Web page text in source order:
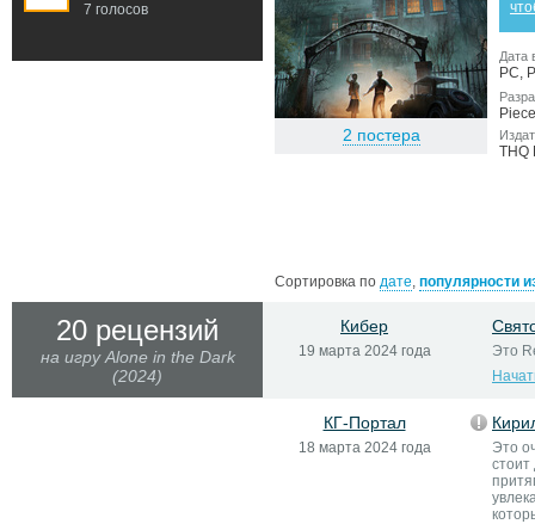
7 голосов
2 постера
Дата
PC,
THQ
Сортировка по дате, популярности
20 рецензий
на игру Alone in the Dark
(2024)
Кибер
19 марта 2024 года
Это
КГ-Портал
18 марта 2024 года
Это
стоит